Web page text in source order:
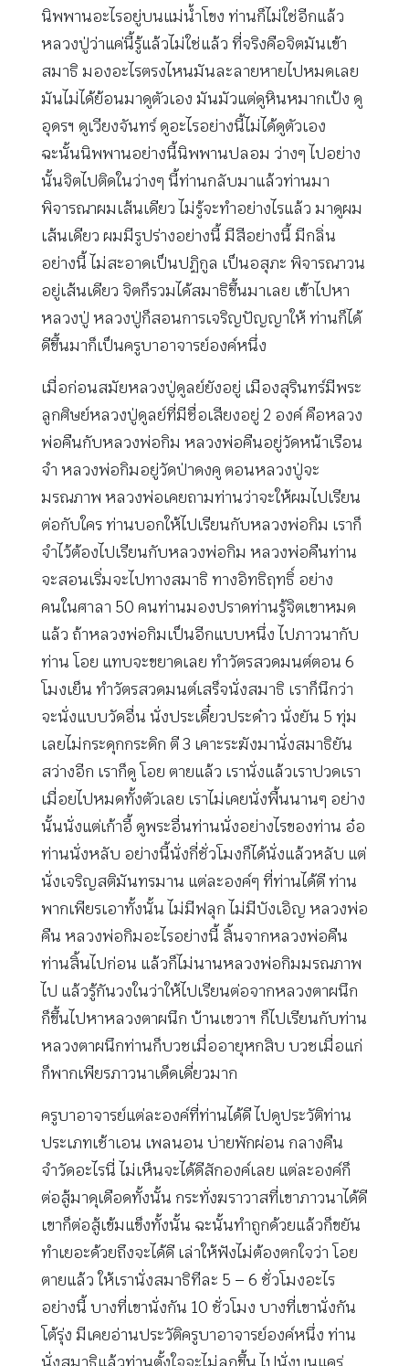
นิพพานอะไรอยู่บนแม่น้ำโขง ท่านก็ไม่ใช่อีกแล้ว
หลวงปู่ว่าแค่นี้รู้แล้วไม่ใช่แล้ว ที่จริงคือจิตมันเข้า
สมาธิ มองอะไรตรงไหนมันละลายหายไปหมดเลย
มันไม่ได้ย้อนมาดูตัวเอง มันมัวแต่ดูหินหมากเป้ง ดู
อุดรฯ ดูเวียงจันทร์ ดูอะไรอย่างนี้ไม่ได้ดูตัวเอง
ฉะนั้นนิพพานอย่างนี้นิพพานปลอม ว่างๆ ไปอย่าง
นั้นจิตไปติดในว่างๆ นี้ท่านกลับมาแล้วท่านมา
พิจารณาผมเส้นเดียว ไม่รู้จะทำอย่างไรแล้ว มาดูผม
เส้นเดียว ผมมีรูปร่างอย่างนี้ มีสีอย่างนี้ มีกลิ่น
อย่างนี้ ไม่สะอาดเป็นปฏิกูล เป็นอสุภะ พิจารณาวน
อยู่เส้นเดียว จิตก็รวมได้สมาธิขึ้นมาเลย เข้าไปหา
หลวงปู่ หลวงปู่ก็สอนการเจริญปัญญาให้ ท่านก็ได้
ดีขึ้นมาก็เป็นครูบาอาจารย์องค์หนึ่ง
เมื่อก่อนสมัยหลวงปู่ดูลย์ยังอยู่ เมืองสุรินทร์มีพระ
ลูกศิษย์หลวงปู่ดูลย์ที่มีชื่อเสียงอยู่ 2 องค์ คือหลวง
พ่อคืนกับหลวงพ่อกิม หลวงพ่อคืนอยู่วัดหน้าเรือน
จำ หลวงพ่อกิมอยู่วัดป่าดงคู ตอนหลวงปู่จะ
มรณภาพ หลวงพ่อเคยถามท่านว่าจะให้ผมไปเรียน
ต่อกับใคร ท่านบอกให้ไปเรียนกับหลวงพ่อกิม เราก็
จำไว้ต้องไปเรียนกับหลวงพ่อกิม หลวงพ่อคืนท่าน
จะสอนเริ่มจะไปทางสมาธิ ทางอิทธิฤทธิ์ อย่าง
คนในศาลา 50 คนท่านมองปราดท่านรู้จิตเขาหมด
แล้ว ถ้าหลวงพ่อกิมเป็นอีกแบบหนึ่ง ไปภาวนากับ
ท่าน โอย แทบจะขยาดเลย ทำวัตรสวดมนต์ตอน 6
โมงเย็น ทำวัตรสวดมนต์เสร็จนั่งสมาธิ เราก็นึกว่า
จะนั่งแบบวัดอื่น นั่งประเดี๋ยวประด๋าว นั่งยัน 5 ทุ่ม
เลยไม่กระดุกกระดิก ตี 3 เคาะระฆังมานั่งสมาธิยัน
สว่างอีก เราก็ดู โอย ตายแล้ว เรานั่งแล้วเราปวดเรา
เมื่อยไปหมดทั้งตัวเลย เราไม่เคยนั่งพื้นนานๆ อย่าง
นั้นนั่งแต่เก้าอี้ ดูพระอื่นท่านนั่งอย่างไรของท่าน อ๋อ
ท่านนั่งหลับ อย่างนี้นั่งกี่ชั่วโมงก็ได้นั่งแล้วหลับ แต่
นั่งเจริญสติมันทรมาน แต่ละองค์ๆ ที่ท่านได้ดี ท่าน
พากเพียรเอาทั้งนั้น ไม่มีฟลุก ไม่มีบังเอิญ หลวงพ่อ
คืน หลวงพ่อกิมอะไรอย่างนี้ สิ้นจากหลวงพ่อคืน
ท่านสิ้นไปก่อน แล้วก็ไม่นานหลวงพ่อกิมมรณภาพ
ไป แล้วรู้กันวงในว่าให้ไปเรียนต่อจากหลวงตาผนึก
ก็ขึ้นไปหาหลวงตาผนึก บ้านเขวาฯ ก็ไปเรียนกับท่าน
หลวงตาผนึกท่านก็บวชเมื่ออายุหกสิบ บวชเมื่อแก่
ก็พากเพียรภาวนาเด็ดเดี่ยวมาก
ครูบาอาจารย์แต่ละองค์ที่ท่านได้ดี ไปดูประวัติท่าน
ประเภทเช้าเอน เพลนอน บ่ายพักผ่อน กลางคืน
จำวัดอะไรนี่ ไม่เห็นจะได้ดีสักองค์เลย แต่ละองค์ก็
ต่อสู้มาดุเดือดทั้งนั้น กระทั่งฆราวาสที่เขาภาวนาได้ดี
เขาก็ต่อสู้เข้มแข็งทั้งนั้น ฉะนั้นทำถูกด้วยแล้วก็ขยัน
ทำเยอะด้วยถึงจะได้ดี เล่าให้ฟังไม่ต้องตกใจว่า โอย
ตายแล้ว ให้เรานั่งสมาธิทีละ 5 – 6 ชั่วโมงอะไร
อย่างนี้ บางที่เขานั่งกัน 10 ชั่วโมง บางที่เขานั่งกัน
โต้รุ่ง มีเคยอ่านประวัติครูบาอาจารย์องค์หนึ่ง ท่าน
นั่งสมาธิแล้วท่านตั้งใจจะไม่ลุกขึ้น ไปนั่งบนแคร่